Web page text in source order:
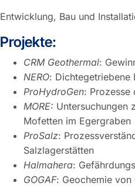
Entwicklung, Bau und
Projekte:
CRM Geothermal:
NERO: Dichtegetriebene
ProHydroGen: Prozesse
MORE: Untersuchungen
Mofetten im Egergraben
ProSalz:
Salzlagerstätten
Halmahera:
GOGAF: Geochemie von